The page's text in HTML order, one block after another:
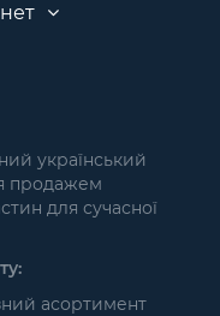
український
продажем
для сучасної
асортимент